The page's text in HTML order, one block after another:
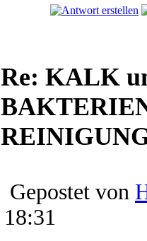
Re: KALK
Gepostet von
18:31